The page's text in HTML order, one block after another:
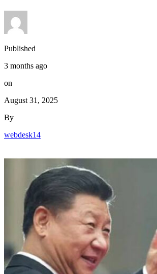
Published
3 months ago
on
August 31, 2025
By
webdesk14